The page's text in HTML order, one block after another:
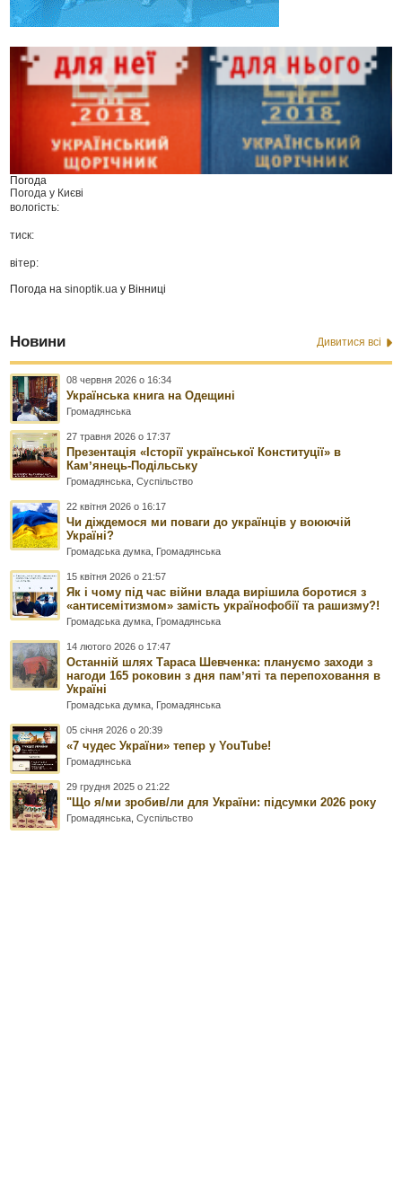
Погода
Погода у Києві
вологість:
тиск:
вітер:
Погода наsinoptik.ua у Вінниці
Новини Дивитися всі
08 червня 2026 о 16:34
Українська книга на Одещині
Громадянська
27 травня 2026 о 17:37
Презентація «Історії української Конституції» в
Камʼянець-Подільську
Громадянська ,Суспільство
22 квітня 2026 о 16:17
Чи діждемося ми поваги до українців у воюючій
Україні?
Громадська думка Громадянська
15 квітня 2026 о 21:57
Як і чому під час війни влада вирішила боротися з
«антисемітизмом» замість українофобії та рашизму?!
Громадська думка Громадянська
14 лютого 2026 о 17:47
Останній шлях Тараса Шевченка: плануємо заходи з
нагоди 165 роковин з дня памʼяті та перепоховання в
Україні
Громадська думка Громадянська
05 січня 2026 о 20:39
«7 чудес України» тепер у YouTube!
Громадянська
29 грудня 2025 о 21:22
"Що я/ми зробив/ли для України: підсумки 2026 року
Громадянська ,Суспільство